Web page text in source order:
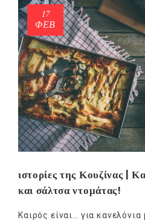
17
ΦΕΒ
ιστορίες της Κουζίνας |
και σάλτσα ντομάτας!
Καιρός είναι… για